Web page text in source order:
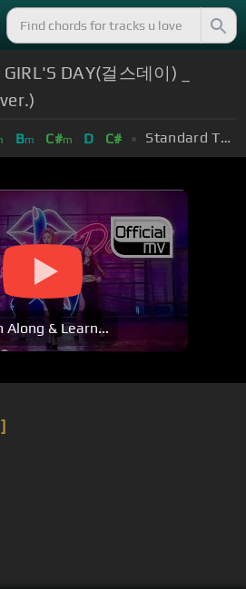
DAY(걸스데이) _
Bm C#m D C# Standard Tuning (EADGBE)
Along & Learn...